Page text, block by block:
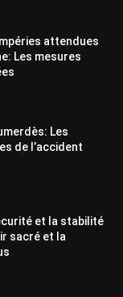
attendues
Les mesures
Les
de l’accident
et la stabilité
sacré et la